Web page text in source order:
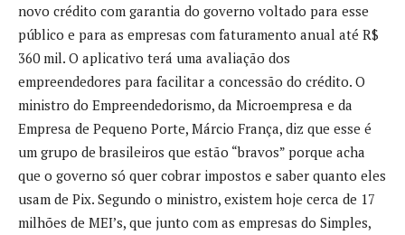
novo crédito com garantia do governo voltado para esse
público e para as empresas com faturamento anual até R$
360 mil. O aplicativo terá uma avaliação dos
empreendedores para facilitar a concessão do crédito. O
ministro do Empreendedorismo, da Microempresa e da
Empresa de Pequeno Porte, Márcio França, diz que esse é
um grupo de brasileiros que estão “bravos” porque acha
que o governo só quer cobrar impostos e saber quanto eles
usam de Pix. Segundo o ministro, existem hoje cerca de 17
milhões de MEI’s, que junto com as empresas do Simples,